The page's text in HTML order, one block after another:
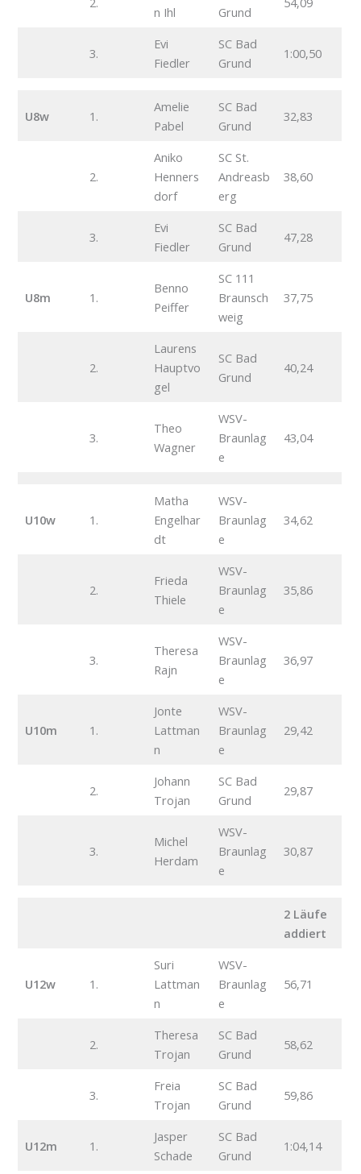
n Ihl
Grund
3.
Evi
Fiedler
SC Bad
Grund
1:00,50
U8w 1.
Amelie
Pabel
SC Bad
Grund
32,83
2.
Aniko
Henners
dorf
SC St.
Andreasb
erg
38,60
3.
Evi
Fiedler
SC Bad
Grund
47,28
U8m 1.
Benno
Peiffer
SC 111
Braunsch
weig
37,75
2.
Laurens
Hauptvo
gel
SC Bad
Grund
40,24
3.
Theo
Wagner
WSV-
Braunlag
e
43,04
U10w 1.
Matha
Engelhar
dt
WSV-
Braunlag
e
34,62
2.
Frieda
Thiele
WSV-
Braunlag
e
35,86
3.
Theresa
Rajn
WSV-
Braunlag
e
36,97
U10m 1.
Jonte
Lattman
n
WSV-
Braunlag
e
29,42
2.
Johann
Trojan
SC Bad
Grund
29,87
3.
Michel
Herdam
WSV-
Braunlag
e
30,87
2 Läufe
addiert
U12w 1.
Suri
Lattman
n
WSV-
Braunlag
e
56,71
2.
Theresa
Trojan
SC Bad
Grund
58,62
3.
Freia
Trojan
SC Bad
Grund
59,86
U12m 1.
Jasper
Schade
SC Bad
Grund
1:04,14